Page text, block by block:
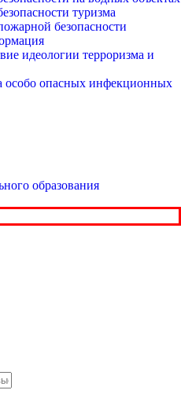
туризма
безопасности
идеологии терроризма и
особо опасных инфекционных
образования